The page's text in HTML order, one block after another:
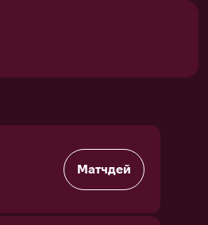
Матчдей